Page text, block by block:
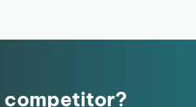
competitor?